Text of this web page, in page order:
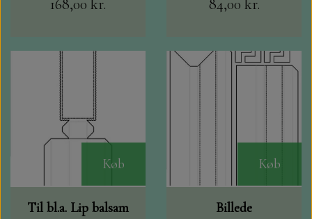
168,00 kr. 84,00 kr.
Køb
Til bl.a. Lip balsam
Køb
Billede